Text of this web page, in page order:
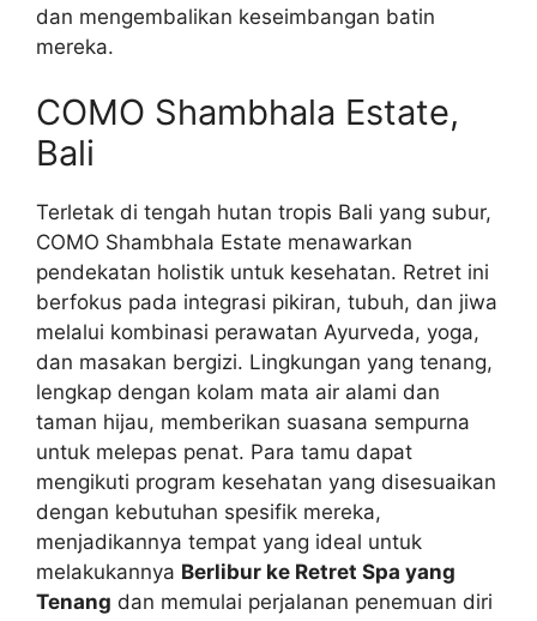
dan mengembalikan keseimbangan batin
mereka.
COMO Shambhala Estate,
Bali
Terletak di tengah hutan tropis Bali yang subur,
COMO Shambhala Estate menawarkan
pendekatan holistik untuk kesehatan. Retret ini
berfokus pada integrasi pikiran, tubuh, dan jiwa
melalui kombinasi perawatan Ayurveda, yoga,
dan masakan bergizi. Lingkungan yang tenang,
lengkap dengan kolam mata air alami dan
taman hijau, memberikan suasana sempurna
untuk melepas penat. Para tamu dapat
mengikuti program kesehatan yang disesuaikan
dengan kebutuhan spesifik mereka,
menjadikannya tempat yang ideal untuk
melakukannya Berlibur ke Retret Spa yang
Tenang dan memulai perjalanan penemuan diri